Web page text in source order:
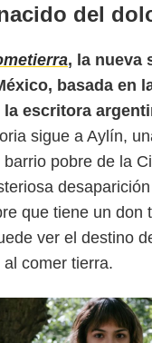
del
, la nueva
basada en
la escritora
sigue a Aylín,
pobre de la
que tiene un don
ver el destino
comer tierra.
Prime Video